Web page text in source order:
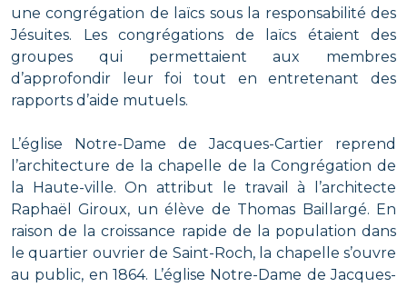
une congrégation de laïcs sous la responsabilité des
Jésuites. Les congrégations de laïcs étaient des
groupes qui permettaient aux membres
d’approfondir leur foi tout en entretenant des
rapports d’aide mutuels.
L’église Notre-Dame de Jacques-Cartier reprend
l’architecture de la chapelle de la Congrégation de
la Haute-ville. On attribut le travail à l’architecte
Raphaël Giroux, un élève de Thomas Baillargé. En
raison de la croissance rapide de la population dans
le quartier ouvrier de Saint-Roch, la chapelle s’ouvre
au public, en 1864. L’église Notre-Dame de Jacques-